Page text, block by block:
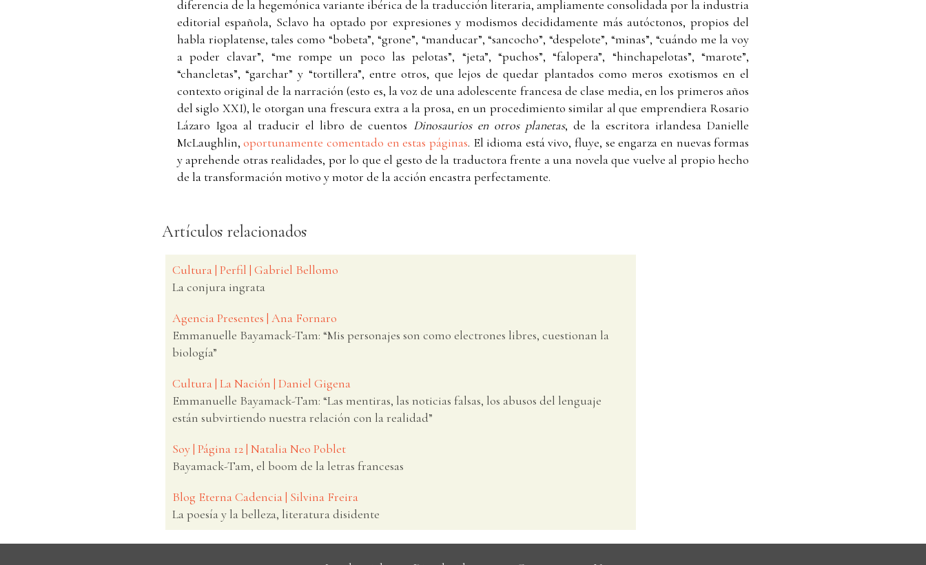
diferencia de la hegemónica variante ibérica de la traducción literaria, ampliamente consolidada por la industria
editorial española, Sclavo ha optado por expresiones y modismos decididamente más autóctonos, propios del
habla rioplatense, tales como “bobeta”, “grone”, “manducar”, “sancocho”, “despelote”, “minas”, “cuándo me la voy
a poder clavar”, “me rompe un poco las pelotas”, “jeta”, “puchos”, “falopera”, “hinchapelotas”, “marote”,
“chancletas”, “garchar” y “tortillera”, entre otros, que lejos de quedar plantados como meros exotismos en el
contexto original de la narración (esto es, la voz de una adolescente francesa de clase media, en los primeros años
del siglo XXI), le otorgan una frescura extra a la prosa, en un procedimiento similar al que emprendiera Rosario
Lázaro Igoa al traducir el libro de cuentos Dinosaurios en otros planetas, de la escritora irlandesa Danielle
McLaughlin,oportunamente comentado en estas páginas. El idioma está vivo, fluye, se engarza en nuevas formas
y aprehende otras realidades, por lo que el gesto de la traductora frente a una novela que vuelve al propio hecho
de la transformación motivo y motor de la acción encastra perfectamente.
Artículos relacionados
Cultura | Perfil | Gabriel Bellomo
La conjura ingrata
Agencia Presentes | Ana Fornaro
Emmanuelle Bayamack-Tam: “Mis personajes son como electrones libres, cuestionan la
biología”
Cultura | La Nación | Daniel Gigena
Emmanuelle Bayamack-Tam: “Las mentiras, las noticias falsas, los abusos del lenguaje
están subvirtiendo nuestra relación con la realidad”
Soy | Página 12 | Natalia Neo Poblet
Bayamack-Tam, el boom de la letras francesas
Blog Eterna Cadencia | Silvina Freira
La poesía y la belleza, literatura disidente